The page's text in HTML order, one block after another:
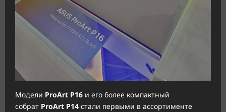
Модели ProArt P16 и его более компактный
собрат ProArt P14 стали первыми в ассортименте